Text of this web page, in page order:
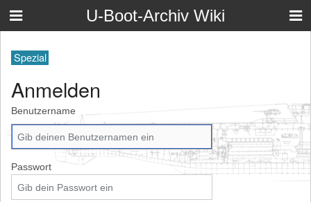
U-Boot-Archiv Wiki
Spezial
Anmelden
Benutzername
Passwort